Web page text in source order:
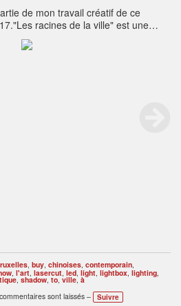
de mon travail créatif de ce
racines de la ville" est une
poésie, le surréalisme et la
indirecte de l'art de
, buy, chinoises, contemporain,
l'art lasercut led light lightbox lighting
shadow to ville, à
sont laissés –
Suivre